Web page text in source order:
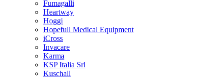
Fumagalli
Heartway
Hoggi
Hopefull Medical Equipment
iCross
Invacare
Karma
KSP Italia Srl
Kuschall